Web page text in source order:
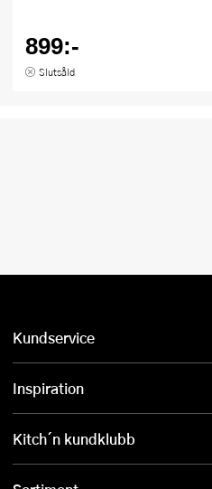
899:-
Slutsåld
Kundservice
Inspiration
Kitch´n kundklubb